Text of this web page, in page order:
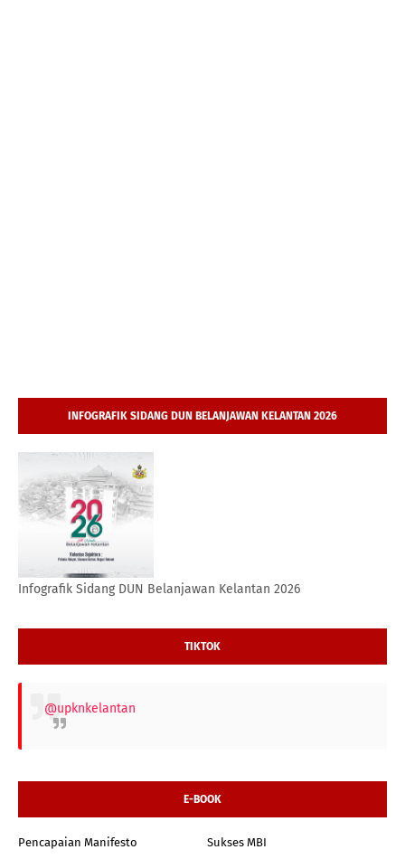
INFOGRAFIK SIDANG DUN BELANJAWAN KELANTAN 2026
Infografik Sidang DUN Belanjawan Kelantan 2026
TIKTOK
@upknkelantan
E-BOOK
Pencapaian Manifesto Sukses MBI